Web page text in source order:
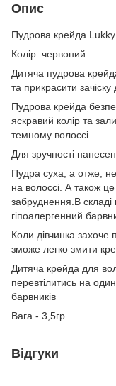
Опис
Пудрова крейда
Колір: червоний.
Дитяча пудрова
та прикрасити зачіску
Пудрова крейда
яскравий колір та
темному волоссі.
Для зручності
Пудра суха, а отже,
на волоссі. А також
забруднення.В складі
гіпоалергенний
Коли дівчинка захоче
зможе легко змити
Дитяча крейда для
перевтілитись на
барвників
Вага - 3,5гр
Відгуки